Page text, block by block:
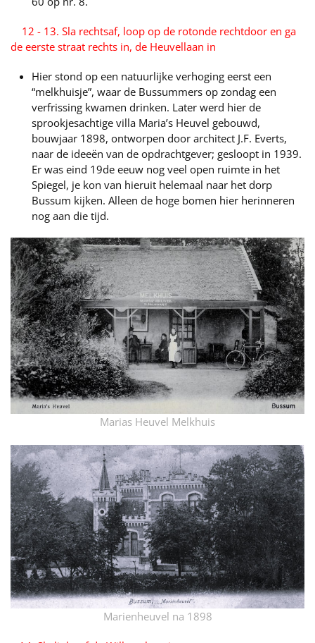
12 - 13. Sla rechtsaf, loop op de rotonde rechtdoor en ga
de eerste straat rechts in, de Heuvellaan in
Hier stond op een natuurlijke verhoging eerst een
“melkhuisje”, waar de Bussummers op zondag een
verfrissing kwamen drinken. Later werd hier de
sprookjesachtige villa Maria’s Heuvel gebouwd,
bouwjaar 1898, ontworpen door architect J.F. Everts,
naar de ideeën van de opdrachtgever; gesloopt in 1939.
Er was eind 19de eeuw nog veel open ruimte in het
Spiegel, je kon van hieruit helemaal naar het dorp
Bussum kijken. Alleen de hoge bomen hier herinneren
nog aan die tijd.
Marias Heuvel Melkhuis
Marienheuvel na 1898